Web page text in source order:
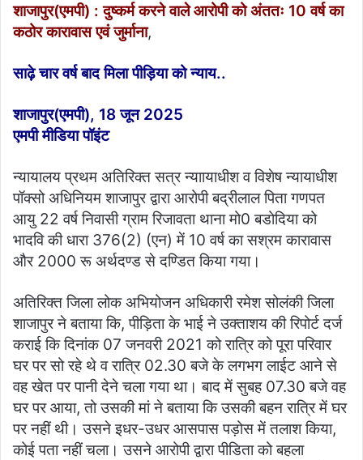
n
d
n
m
a
शाजापुर(एमपी) : दुष्कर्म करने वाले आरोपी को अंततः 10 वर्ष का
कठोर कारावास एवं जुर्माना,
साढ़े चार वर्ष बाद मिला पीड़िया को न्याय..
शाजापुर(एमपी), 18 जून 2025
एमपी मीडिया पॉइंट
न्यायालय प्रथम अतिरिक्‍त सत्र न्याायाधीश व विशेष न्यायाधीश
पॉक्सो अधिनियम शाजापुर द्वारा आरोपी बद्रीलाल पिता गणपत
आयु 22 वर्ष निवासी ग्राम रिजावता थाना मो0 बडोदिया को
भादवि की धारा 376(2) (एन) में 10 वर्ष का सश्रम कारावास
और 2000 रू अर्थदण्ड से दण्डित किया गया।
अतिरिक्त जिला लोक अभियोजन अधिकारी रमेश सोलंकी जिला
शाजापुर ने बताया कि, पीड़िता के भाई ने उक्ताशय की रिपोर्ट दर्ज
कराई कि दिनांक 07 जनवरी 2021 को रात्रि को पूरा परिवार
घर पर सो रहे थे व रात्रि 02.30 बजे के लगभग लाईट आने से
वह खेत पर पानी देने चला गया था। बाद में सुबह 07.30 बजे वह
घर पर आया, तो उसकी मां ने बताया कि उसकी बहन रात्रि में घर
पर नहीं थी। उसने इधर-उधर आसपास पड़ोस में तलाश किया,
कोई पता नहीं चला। उसने आरोपी द्वारा पीडिता को बहला